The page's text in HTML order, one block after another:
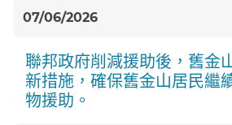
07/06/2026
聯邦政府削減援助後，舊金
新措施，確保舊金山居民繼
物援助。​​